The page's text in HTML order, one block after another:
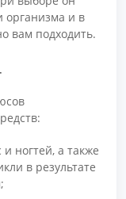
организма и в
вам подходить.
ногтей, а также
в результате